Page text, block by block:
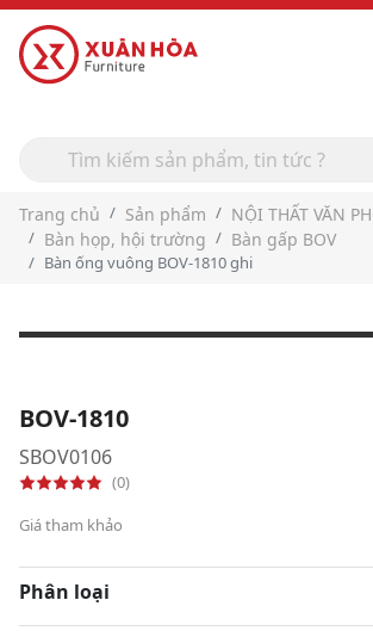
Trang chủ Sản phẩm
NỘI THẤT VĂN
Bàn họp, hội trường
Bàn gấp BOV
Bàn ống vuông BOV-1810 ghi
BOV-1810
SBOV0106
(0)
Giá tham khảo
Phân loại